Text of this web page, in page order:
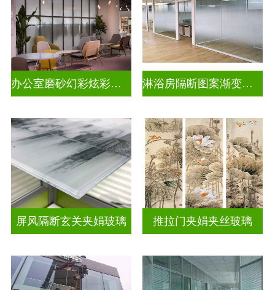
办公室磨砂幻彩炫彩渐变玻璃 淋浴房隔断图案渐变玻璃
屏风隔断玄关夹娟玻璃 推拉门夹娟夹丝玻璃